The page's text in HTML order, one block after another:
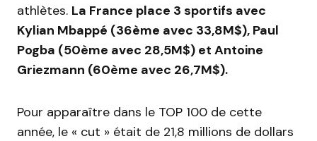
athlètes. La France place 3 sportifs avec
Kylian Mbappé (36ème avec 33,8M$), Paul
Pogba (50ème avec 28,5M$) et Antoine
Griezmann (60ème avec 26,7M$).
Pour apparaître dans le TOP 100 de cette
année, le « cut » était de 21,8 millions de dollars